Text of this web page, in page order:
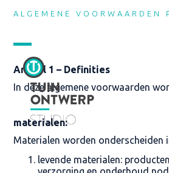
ALGEMENE VOORWAARDEN
Artikel 1 – Definities
In deze algemene voorwaarden
materialen:
Materialen worden onderscheiden
levende materialen: